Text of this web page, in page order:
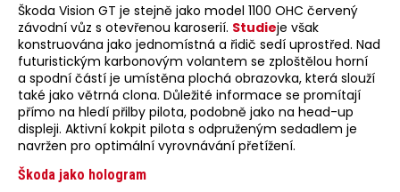
Škoda Vision GT je stejně jako model 1100 OHC červený
závodní vůz s otevřenou karoserií. Studieje však
konstruována jako jednomístná a řidič sedí uprostřed. Nad
futuristickým karbonovým volantem se zploštělou horní
a spodní částí je umístěna plochá obrazovka, která slouží
také jako větrná clona. Důležité informace se promítají
přímo na hledí přilby pilota, podobně jako na head-up
displeji. Aktivní kokpit pilota s odpruženým sedadlem je
navržen pro optimální vyrovnávání přetížení.
Škoda jako hologram